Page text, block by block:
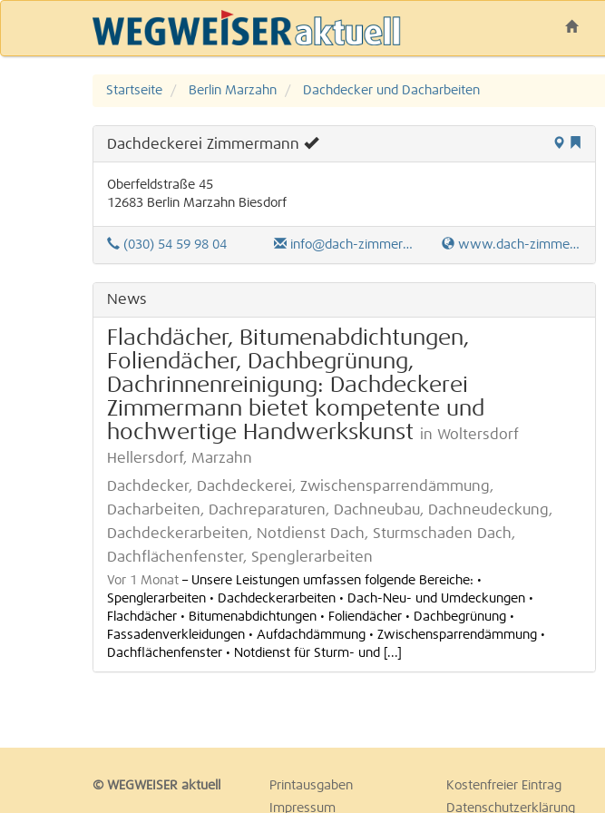
Startseite Berlin Marzahn Dachdecker und Dacharbeiten
Dachdeckerei Zimmermann
Oberfeldstraße 45
12683 Berlin Marzahn Biesdorf
(030) 54 59 98 04 info@dach-zimmermann.de www.dach-zimmermann.de
News
Flachdächer, Bitumenabdichtungen,
Foliendächer, Dachbegrünung,
Dachrinnenreinigung: Dachdeckerei
Zimmermann bietet kompetente und
hochwertige Handwerkskunst in Woltersdorf
Hellersdorf, Marzahn
Dachdecker, Dachdeckerei, Zwischensparrendämmung,
Dacharbeiten, Dachreparaturen, Dachneubau, Dachneudeckung,
Dachdeckerarbeiten, Notdienst Dach, Sturmschaden Dach,
Dachflächenfenster, Spenglerarbeiten
Vor 1 Monat – Unsere Leistungen umfassen folgende Bereiche: •
Spenglerarbeiten • Dachdeckerarbeiten • Dach-Neu- und Umdeckungen •
Flachdächer • Bitumenabdichtungen • Foliendächer • Dachbegrünung •
Fassadenverkleidungen • Aufdachdämmung • Zwischensparrendämmung •
Dachflächenfenster • Notdienst für Sturm- und [...]
© WEGWEISER aktuell Printausgaben Kostenfreier Eintrag
Impressum
Datenschutzerklärung